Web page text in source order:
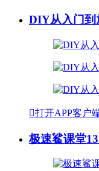
DIY从入门到
打开APP客户
极速鲨课堂